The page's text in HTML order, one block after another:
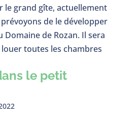
le grand gîte, actuellement
de le développer
de Rozan. Il sera
toutes les chambres
le petit